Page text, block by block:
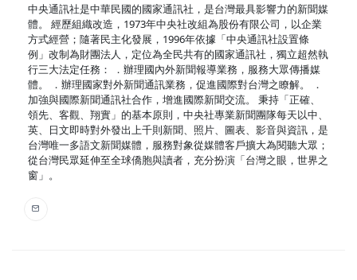
中央通訊社是中華民國的國家通訊社，是台灣最具影響力的新聞媒
體。 經歷組織改造，1973年中央社改組為股份有限公司，以企業
方式經營；隨著民主化發展，1996年依據「中央通訊社設置條
例」改制為財團法人，定位為全民共有的國家通訊社，獨立超然執
行三大法定任務： ．辦理國內外新聞報導業務，服務大眾傳播媒
體。 ．辦理國家對外新聞通訊業務，促進國際對台灣之瞭解。 ．
加強與國際新聞通訊社合作，增進國際新聞交流。 秉持「正確、
領先、客觀、翔實」的基本原則，中央社專業新聞團隊每天以中、
英、日文即時對外發出上千則新聞、照片、圖表、影音與資訊，是
台灣唯一多語文新聞媒體，服務對象從媒體客戶擴大為閱聽大眾；
從台灣民眾延伸至全球僑胞與讀者，充分扮演「台灣之眼，世界之
窗」。